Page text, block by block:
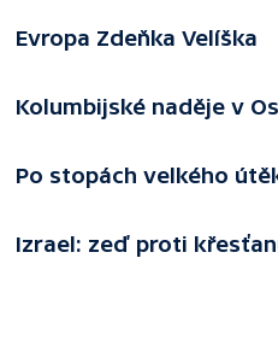
Evropa Zdeňka Velíška
Kolumbijské naděje v
Po stopách velkého
Izrael: zeď proti